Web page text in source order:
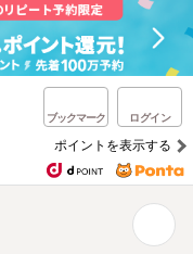
ブックマーク ログイン
ポイントを表示する